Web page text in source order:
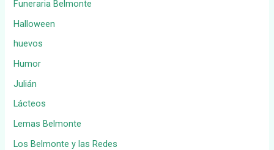
Funeraria Belmonte
Halloween
huevos
Humor
Julián
Lácteos
Lemas Belmonte
Los Belmonte y las Redes